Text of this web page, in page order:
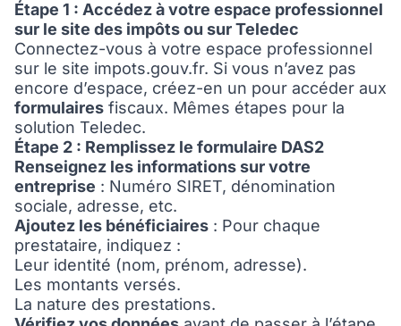
Étape 1 : Accédez à votre espace professionnel
sur le site des impôts ou sur Teledec
Connectez-vous à votre espace professionnel
sur le site impots.gouv.fr. Si vous n’avez pas
encore d’espace, créez-en un pour accéder aux
formulaires fiscaux. Mêmes étapes pour la
solution Teledec.
Étape 2 : Remplissez le formulaire DAS2
Renseignez les informations sur votre
entreprise : Numéro SIRET, dénomination
sociale, adresse, etc.
Ajoutez les bénéficiaires : Pour chaque
prestataire, indiquez :
Leur identité (nom, prénom, adresse).
Les montants versés.
La nature des prestations.